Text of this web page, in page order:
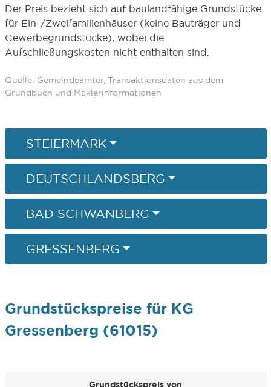
Der Preis bezieht sich auf baulandfähige Grundstücke
für Ein-/Zweifamilienhäuser (keine Bauträger und
Gewerbegrundstücke), wobei die
Aufschließungskosten nicht enthalten sind.
Quelle: Gemeindeämter, Transaktionsdaten aus dem
Grundbuch und Maklerinformationen
STEIERMARK
DEUTSCHLANDSBERG
BAD SCHWANBERG
GRESSENBERG
Grundstückspreise für KG
Gressenberg (61015)
Grundstückspreis von